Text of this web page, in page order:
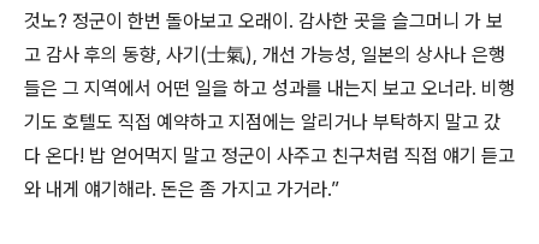
것노? 정군이 한번 돌아보고 오래이. 감사한 곳을 슬그머니 가 보
고 감사 후의 동향, 사기(士氣), 개선 가능성, 일본의 상사나 은행
들은 그 지역에서 어떤 일을 하고 성과를 내는지 보고 오너라. 비행
기도 호텔도 직접 예약하고 지점에는 알리거나 부탁하지 말고 갔
다 온다! 밥 얻어먹지 말고 정군이 사주고 친구처럼 직접 얘기 듣고
와 내게 얘기해라. 돈은 좀 가지고 가거라.”